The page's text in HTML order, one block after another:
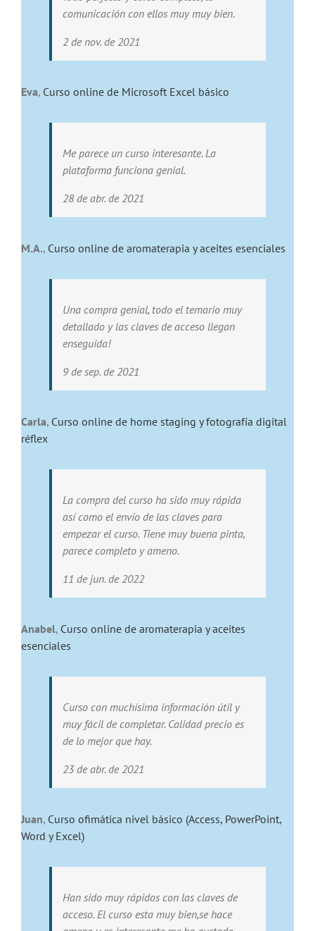
comunicación con ellos muy muy bien.
2 de nov. de 2021
Eva, Curso online de Microsoft Excel básico
Me parece un curso interesante. La
plataforma funciona genial.
28 de abr. de 2021
M.A., Curso online de aromaterapia y aceites esenciales
Una compra genial, todo el temario muy
detallado y las claves de acceso llegan
enseguida!
9 de sep. de 2021
Carla, Curso online de home staging y fotografía digital
réflex
La compra del curso ha sido muy rápida
así como el envío de las claves para
empezar el curso. Tiene muy buena pinta,
parece completo y ameno.
11 de jun. de 2022
Anabel, Curso online de aromaterapia y aceites
esenciales
Curso con muchísima información útil y
muy fácil de completar. Calidad precio es
de lo mejor que hay.
23 de abr. de 2021
Juan, Curso ofimática nivel básico (Access, PowerPoint,
Word y Excel)
Han sido muy rápidos con las claves de
acceso. El curso esta muy bien,se hace